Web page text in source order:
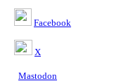
Facebook
X
Mastodon